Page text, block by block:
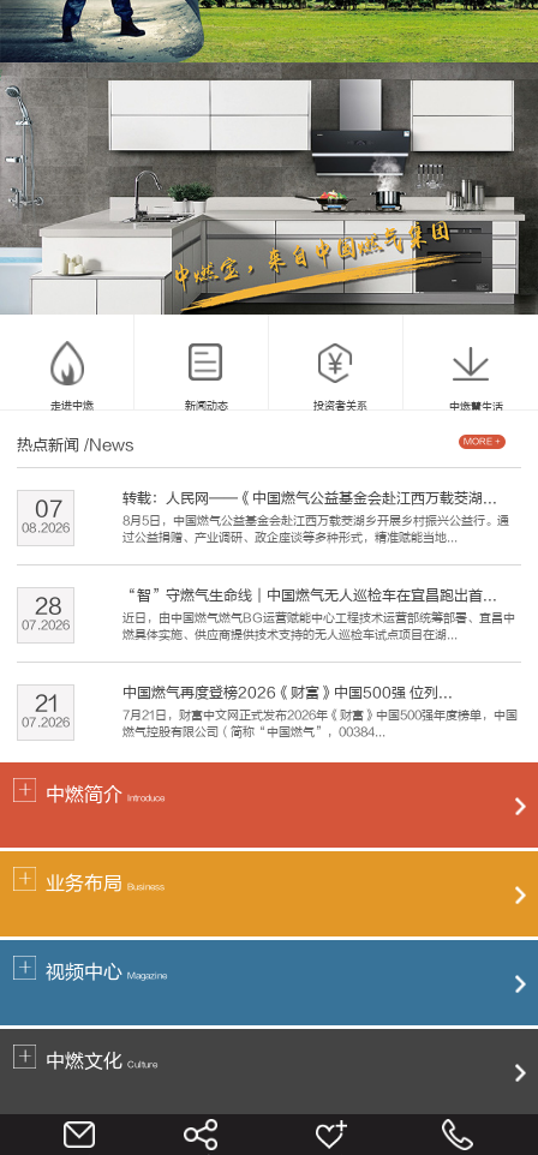
走进中燃 新闻动态 投资者关系 中燃慧生活
热点新闻 /News
转载：人民网——《中国燃气公益基金会赴江西万载茭湖...
8月5日，中国燃气公益基金会赴江西万载茭湖乡开展乡村振兴公益行。通
过公益捐赠、产业调研、政企座谈等多种形式，精准赋能当地...
08.2026
07
“智”守燃气生命线｜中国燃气无人巡检车在宜昌跑出首...
近日，由中国燃气燃气BG运营赋能中心工程技术运营部统筹部署、宜昌中
燃具体实施、供应商提供技术支持的无人巡检车试点项目在湖...
07.2026
28
中国燃气再度登榜2026《财富》中国500强 位列...
7月21日，财富中文网正式发布2026年《财富》中国500强年度榜单，中国
燃气控股有限公司（简称“中国燃气”，00384...
07.2026
21
MORE +
中燃简介 Introduce
业务布局 Business
视频中心 Magazine
中燃文化 Culture